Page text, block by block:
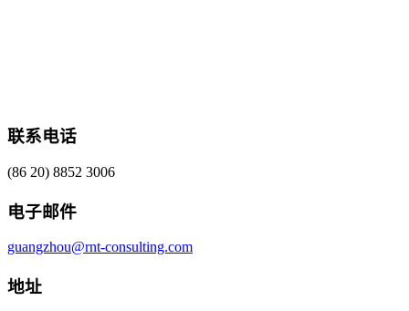
联系电话
(86 20) 8852 3006
电子邮件
guangzhou@rnt-consulting.com
地址